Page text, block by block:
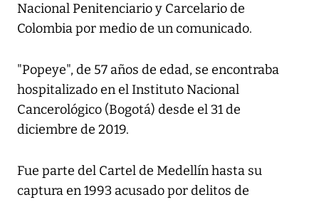
Nacional Penitenciario y Carcelario de
Colombia por medio de un comunicado.
"Popeye", de 57 años de edad, se encontraba
hospitalizado en el Instituto Nacional
Cancerológico (Bogotá) desde el 31 de
diciembre de 2019.
Fue parte del Cartel de Medellín hasta su
captura en 1993 acusado por delitos de